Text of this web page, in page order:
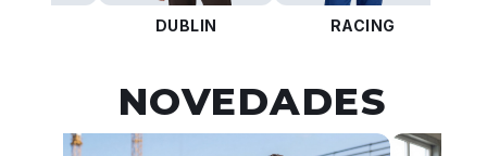
DUBLIN RACING
NOVEDADES